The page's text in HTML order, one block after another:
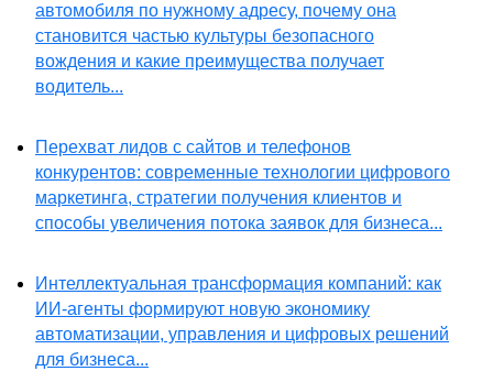
автомобиля по нужному адресу, почему она
становится частью культуры безопасного
вождения и какие преимущества получает
водитель...
Перехват лидов с сайтов и телефонов
конкурентов: современные технологии цифрового
маркетинга, стратегии получения клиентов и
способы увеличения потока заявок для бизнеса...
Интеллектуальная трансформация компаний: как
ИИ-агенты формируют новую экономику
автоматизации, управления и цифровых решений
для бизнеса...